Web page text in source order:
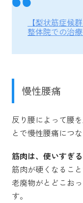
【梨状筋症候
整体院での治
慢性腰痛
反り腰によって腰
とで慢性腰痛につ
筋肉は、使いすぎ
筋肉が硬くなるこ
老廃物がとどこお
す。